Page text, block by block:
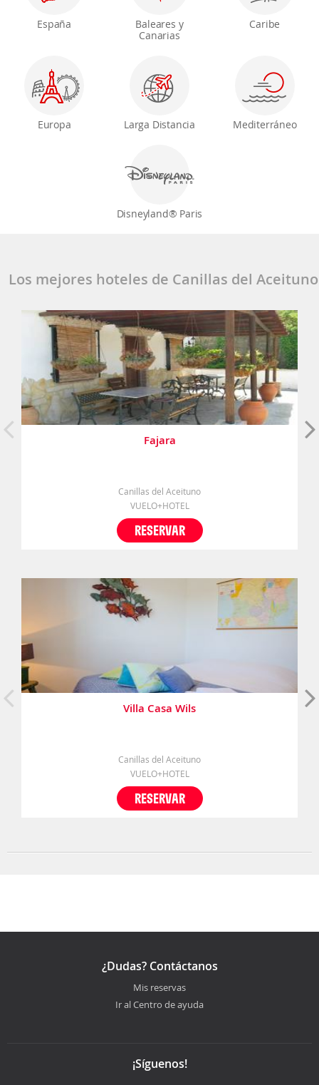
España
Baleares y
Canarias
Caribe
Europa Larga Distancia Mediterráneo
Disneyland® Paris
Los mejores hoteles de Canillas del Aceituno
Fajara
Canillas del Aceituno
VUELO+HOTEL
RESERVAR
Villa Casa Wils
Canillas del Aceituno
VUELO+HOTEL
RESERVAR
¿Dudas? Contáctanos
Mis reservas
Ir al Centro de ayuda
¡Síguenos!